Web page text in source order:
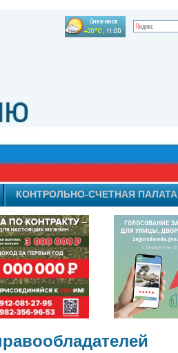
КОНТРОЛЬНО-СЧЕТНАЯ ПАЛАТА